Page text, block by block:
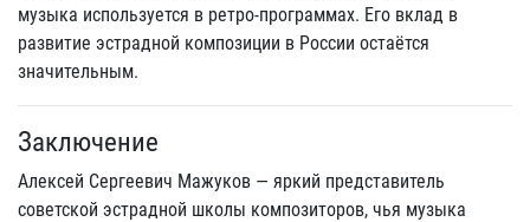
музыка используется в ретро-программах. Его вклад в
развитие эстрадной композиции в России остаётся
значительным.
Заключение
Алексей Сергеевич Мажуков — яркий представитель
советской эстрадной школы композиторов, чья музыка